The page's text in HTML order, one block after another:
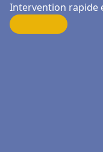
Intervention rapide